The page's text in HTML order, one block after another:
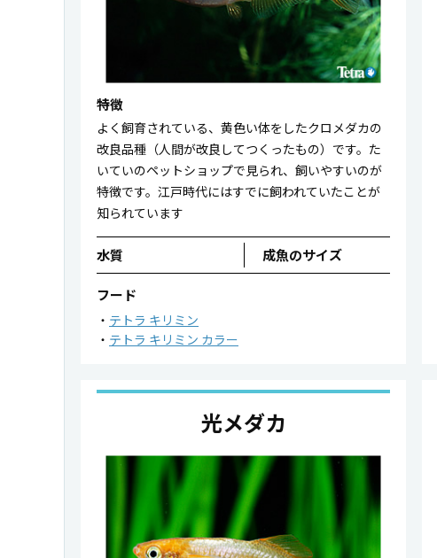
特徴
よく飼育されている、黄色い体をしたクロメダカの
改良品種（人間が改良してつくったもの）です。た
いていのペットショップで見られ、飼いやすいのが
特徴です。江戸時代にはすでに飼われていたことが
知られています
水質 成魚のサイズ
フード
テトラ キリミン
テトラ キリミン カラー
光メダカ